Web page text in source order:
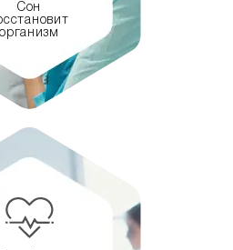
Сон
организм